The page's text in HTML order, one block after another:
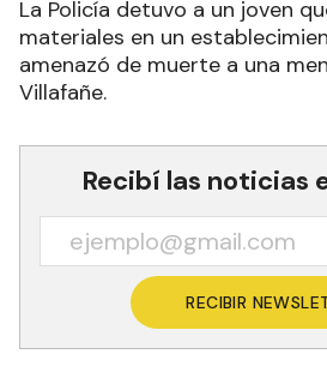
La Policía detuvo a un joven
materiales en un
amenazó de muerte a una
Villafañe.
Recibí las noticias
RECIBIR